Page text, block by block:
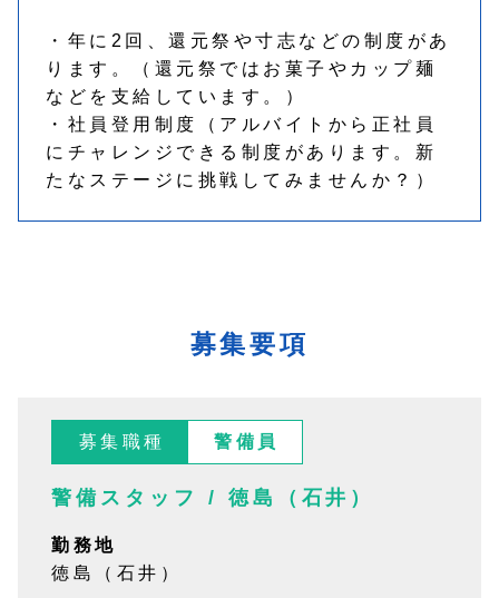
・年に2回、還元祭や寸志などの制度があ
ります。（還元祭ではお菓子やカップ麺
などを支給しています。）
・社員登用制度（アルバイトから正社員
にチャレンジできる制度があります。新
たなステージに挑戦してみませんか？）
募集要項
募集職種 警備員
警備スタッフ / 徳島（石井）
勤務地
徳島（石井）